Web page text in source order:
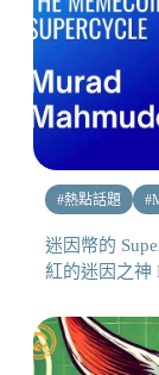
#熱點話題 #
迷因幣的
紅的迷因之神